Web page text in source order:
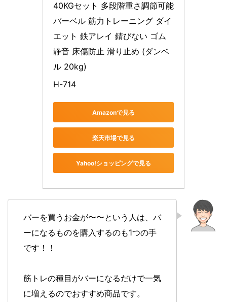
40KGセット 多段階重さ調節可能
バーベル 筋力トレーニング ダイ
エット 鉄アレイ 錆びない ゴム
静音 床傷防止 滑り止め (ダンベ
ル 20kg)
H-714
Amazonで見る
楽天市場で見る
Yahoo!ショッピングで見る
バーを買うお金が〜〜という人は、バ
ーになるものを購入するのも1つの手
です！！
筋トレの種目がバーになるだけで一気
に増えるのでおすすめ商品です。